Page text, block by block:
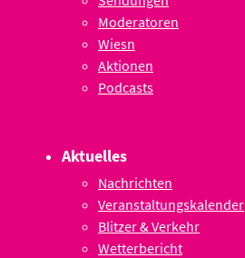
Moderatoren
Wiesn
Aktionen
Podcasts
Aktuelles
Nachrichten
Veranstaltungskalender
Blitzer & Verkehr
Wetterbericht